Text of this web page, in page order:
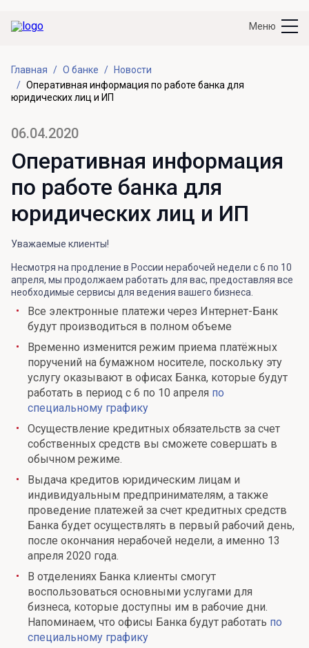
Меню
Главная О банке
Новости
Оперативная информация по работе банка для
юридических лиц и ИП
06.04.2020
Оперативная информация
по работе банка для
юридических лиц и ИП
Уважаемые клиенты!
Несмотря на продление в России нерабочей недели с 6 по 10
апреля, мы продолжаем работать для вас, предоставляя все
необходимые сервисы для ведения вашего бизнеса.
Все электронные платежи через Интернет-Банк
будут производиться в полном объеме
Временно изменится режим приема платёжных
поручений на бумажном носителе, поскольку эту
услугу оказывают в офисах Банка, которые будут
работать в период с 6 по 10 апреля по
специальному графику
Осуществление кредитных обязательств за счет
собственных средств вы сможете совершать в
обычном режиме.
Выдача кредитов юридическим лицам и
индивидуальным предпринимателям, а также
проведение платежей за счет кредитных средств
Банка будет осуществлять в первый рабочий день,
после окончания нерабочей недели, а именно 13
апреля 2020 года.
В отделениях Банка клиенты смогут
воспользоваться основными услугами для
бизнеса, которые доступны им в рабочие дни.
Напоминаем, что офисы Банка будут работать по
специальному графику